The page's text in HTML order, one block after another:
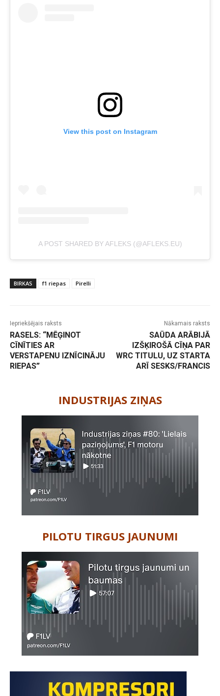
View this post on Instagram
A POST SHARED BY AFLEKS (@AFLEKS.EU)
BIRKAS f1 riepas Pirelli
Iepriekšējais raksts
RASELS: “MĒĢINOT
CĪNĪTIES AR
VERSTAPENU IZNĪCINĀJU
RIEPAS”
Nākamais raksts
SAŪDA ARĀBIJĀ
IZŠĶIROŠĀ CĪŅA PAR
WRC TITULU, UZ STARTA
ARĪ SESKS/FRANCIS
INDUSTRIJAS ZIŅAS
PILOTU TIRGUS JAUNUMI